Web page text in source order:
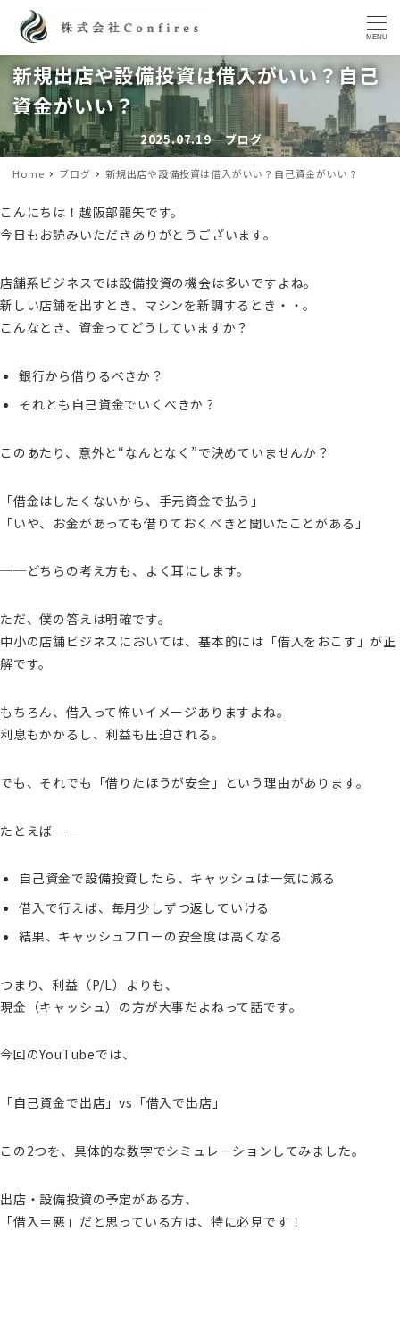
MENU
新規出店や設備投資は借入がいい？自己
資金がいい？
投稿日
2025.07.19
カテゴリー
ブログ
Home ブログ 新規出店や設備投資は借入がいい？自己資金がいい？
こんにちは！越阪部龍矢です。
今日もお読みいただきありがとうございます。
店舗系ビジネスでは設備投資の機会は多いですよね。
新しい店舗を出すとき、マシンを新調するとき・・。
こんなとき、資金ってどうしていますか？
銀行から借りるべきか？
それとも自己資金でいくべきか？
このあたり、意外と“なんとなく”で決めていませんか？
「借金はしたくないから、手元資金で払う」
「いや、お金があっても借りておくべきと聞いたことがある」
──どちらの考え方も、よく耳にします。
ただ、僕の答えは明確です。
中小の店舗ビジネスにおいては、基本的には「借入をおこす」が正
解です。
もちろん、借入って怖いイメージありますよね。
利息もかかるし、利益も圧迫される。
でも、それでも「借りたほうが安全」という理由があります。
たとえば──
自己資金で設備投資したら、キャッシュは一気に減る
借入で行えば、毎月少しずつ返していける
結果、キャッシュフローの安全度は高くなる
つまり、利益（P/L）よりも、
現金（キャッシュ）の方が大事だよねって話です。
今回のYouTubeでは、
「自己資金で出店」vs「借入で出店」
この2つを、具体的な数字でシミュレーションしてみました。
出店・設備投資の予定がある方、
「借入＝悪」だと思っている方は、特に必見です！